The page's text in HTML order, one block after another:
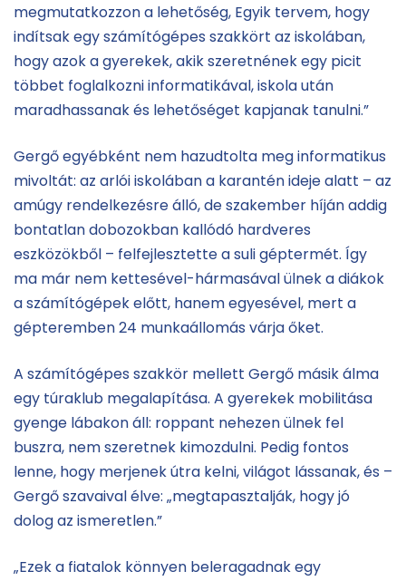
megmutatkozzon a lehetőség, Egyik tervem, hogy
indítsak egy számítógépes szakkört az iskolában,
hogy azok a gyerekek, akik szeretnének egy picit
többet foglalkozni informatikával, iskola után
maradhassanak és lehetőséget kapjanak tanulni.”
Gergő egyébként nem hazudtolta meg informatikus
mivoltát: az arlói iskolában a karantén ideje alatt – az
amúgy rendelkezésre álló, de szakember híján addig
bontatlan dobozokban kallódó hardveres
eszközökből – felfejlesztette a suli géptermét. Így
ma már nem kettesével-hármasával ülnek a diákok
a számítógépek előtt, hanem egyesével, mert a
gépteremben 24 munkaállomás várja őket.
A számítógépes szakkör mellett Gergő másik álma
egy túraklub megalapítása. A gyerekek mobilitása
gyenge lábakon áll: roppant nehezen ülnek fel
buszra, nem szeretnek kimozdulni. Pedig fontos
lenne, hogy merjenek útra kelni, világot lássanak, és –
Gergő szavaival élve: „megtapasztalják, hogy jó
dolog az ismeretlen.”
„Ezek a fiatalok könnyen beleragadnak egy